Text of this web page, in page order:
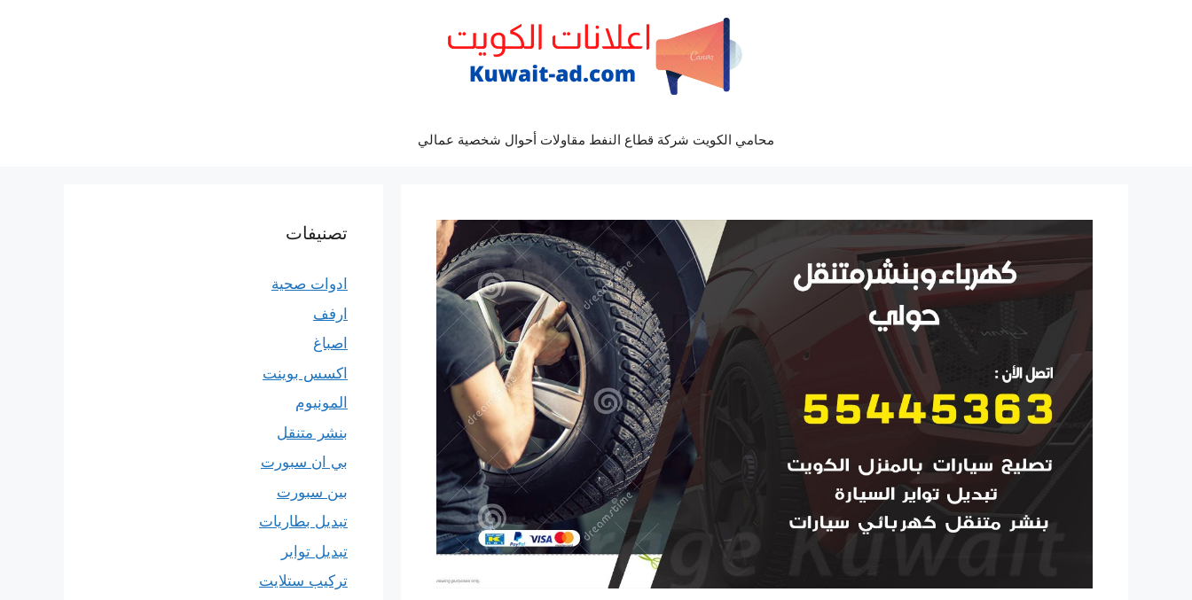
محامي الكويت شركة قطاع النفط مقاولات أحوال شخصية عمالي
تصنيفات
ادوات صحية
ارفف
اصباغ
اكسس بوينت
المونيوم
بنشر متنقل
بي ان سبورت
بين سبورت
تبديل بطاريات
تبديل تواير
تركيب ستلايت